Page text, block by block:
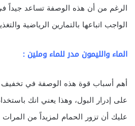
الرغم من أن هذه الوصفة تساعد جيداً
الواجب اتباعها بالتمارين الرياضية
الماء والليمون مدر للماء وملين :
أهم أسباب قوة هذه الوصفة في تخفيف
على إدرار البول، وهذا يعني انك
عليك أن تزور الحمام لمزيداً من